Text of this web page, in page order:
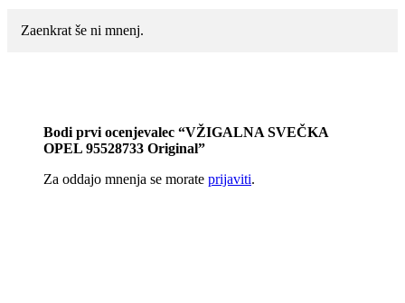
Zaenkrat še ni mnenj.
Bodi prvi ocenjevalec “VŽIGALNA SVEČKA
OPEL 95528733 Original”
Za oddajo mnenja se morate prijaviti.